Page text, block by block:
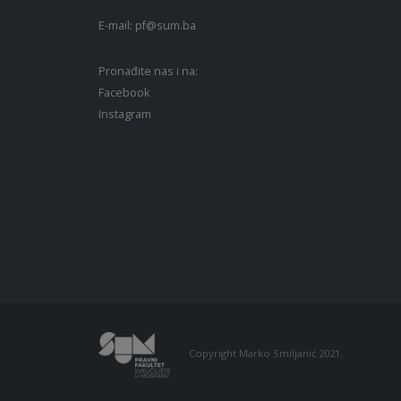
E-mail: pf@sum.ba
Pronađite nas i na:
Facebook
Instagram
Copyright Marko Smiljanić 2021.